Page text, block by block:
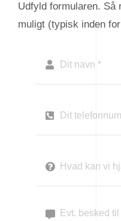
Udfyld formularen. Så
muligt (typisk inden